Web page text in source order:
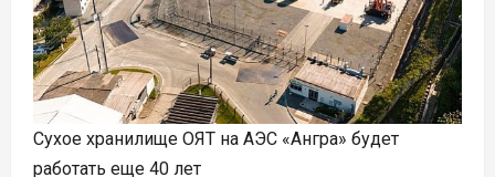
Сухое хранилище ОЯТ на АЭС «Ангра» будет
работать еще 40 лет